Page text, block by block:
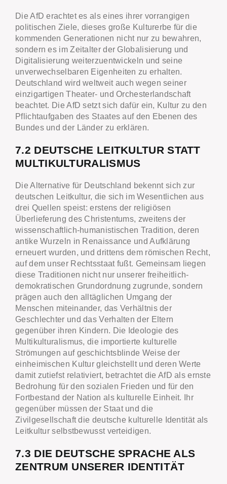
Die AfD erachtet es als eines ihrer vorrangigen
politischen Ziele, dieses große Kulturerbe für die
kommenden Generationen nicht nur zu bewahren,
sondern es im Zeitalter der Globalisierung und
Digitalisierung weiterzuentwickeln und seine
unverwechselbaren Eigenheiten zu erhalten.
Deutschland wird weltweit auch wegen seiner
einzigartigen Theater- und Orchesterlandschaft
beachtet. Die AfD setzt sich dafür ein, Kultur zu den
Pflichtaufgaben des Staates auf den Ebenen des
Bundes und der Länder zu erklären.
7.2 DEUTSCHE LEITKULTUR STATT
MULTIKULTURALISMUS
Die Alternative für Deutschland bekennt sich zur
deutschen Leitkultur, die sich im Wesentlichen aus
drei Quellen speist: erstens der religiösen
Überlieferung des Christentums, zweitens der
wissenschaftlich-humanistischen Tradition, deren
antike Wurzeln in Renaissance und Aufklärung
erneuert wurden, und drittens dem römischen Recht,
auf dem unser Rechtsstaat fußt. Gemeinsam liegen
diese Traditionen nicht nur unserer freiheitlich-
demokratischen Grundordnung zugrunde, sondern
prägen auch den alltäglichen Umgang der
Menschen miteinander, das Verhältnis der
Geschlechter und das Verhalten der Eltern
gegenüber ihren Kindern. Die Ideologie des
Multikulturalismus, die importierte kulturelle
Strömungen auf geschichtsblinde Weise der
einheimischen Kultur gleichstellt und deren Werte
damit zutiefst relativiert, betrachtet die AfD als ernste
Bedrohung für den sozialen Frieden und für den
Fortbestand der Nation als kulturelle Einheit. Ihr
gegenüber müssen der Staat und die
Zivilgesellschaft die deutsche kulturelle Identität als
Leitkultur selbstbewusst verteidigen.
7.3 DIE DEUTSCHE SPRACHE ALS
ZENTRUM UNSERER IDENTITÄT